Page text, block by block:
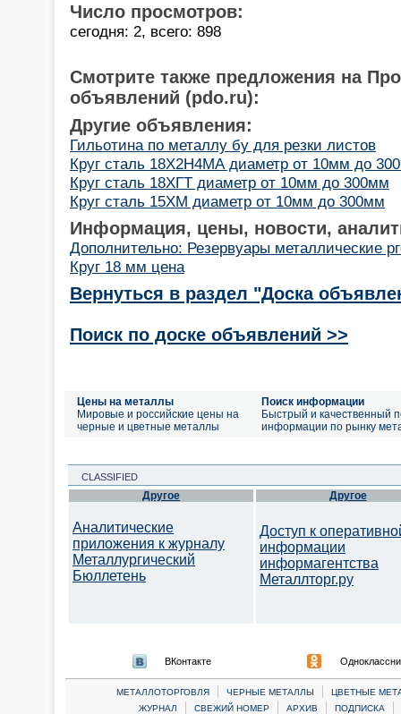
Число просмотров:
сегодня: 2, всего: 898
Смотрите также предложения на
объявлений (pdo.ru):
Другие объявления:
Гильотина по металлу бу для резки листов
Круг сталь 18Х2Н4МА диаметр от 10мм до
Круг сталь 18ХГТ диаметр от 10мм до 300мм
Круг сталь 15ХМ диаметр от 10мм до 300мм
Информация, цены, новости,
Дополнительно: Резервуары металлические
Круг 18 мм цена
Вернуться в раздел "Доска
Поиск по доске объявлений >>
Цены на металлы
Мировые и российские цены на
черные и цветные металлы
Поиск информации
Быстрый и качественный
информации по рынку
CLASSIFIED
Другое
Аналитические
приложения к журналу
Металлургический
Бюллетень
Другое
Доступ к
информации
информагентства
Металлторг.ру
ВКонтакте
МЕТАЛЛОТОРГОВЛЯ | ЧЕРНЫЕ МЕТАЛЛЫ |
ЦВЕТНЫЕ
ЖУРНАЛ
| СВЕЖИЙ НОМЕР | АРХИВ | ПОДПИСКА |